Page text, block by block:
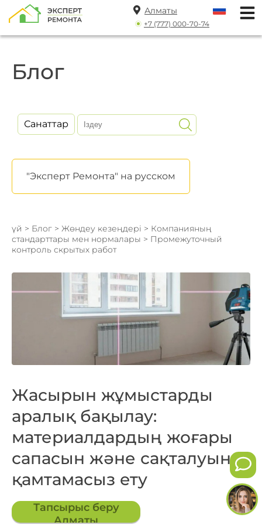
Алматы
+7 (777) 000-70-74
Блог
Санаттар
"Эксперт Ремонта" на русском
үй > Блог > Жөндеу кезеңдері > Компанияның
стандарттары мен нормалары > Промежуточный
контроль скрытых работ
Жасырын жұмыстарды
аралық бақылау:
материалдардың жоғары
сапасын және сақталуын
қамтамасыз ету
Тапсырыс беру
Алматы